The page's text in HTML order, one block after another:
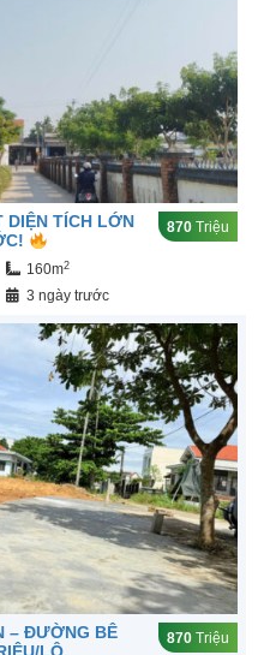
DIỆN TÍCH LỚN
870 Triệu
160m2
3 ngày trước
– ĐƯỜNG BÊ
870 Triệu